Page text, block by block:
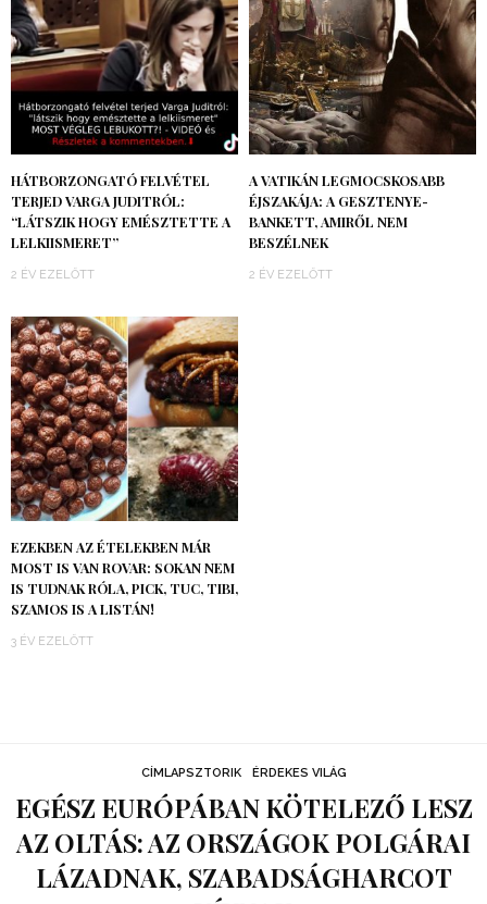
HÁTBORZONGATÓ FELVÉTEL
TERJED VARGA JUDITRÓL:
“LÁTSZIK HOGY EMÉSZTETTE A
LELKIISMERET”
2 ÉV EZELŐTT
A VATIKÁN LEGMOCSKOSABB
ÉJSZAKÁJA: A GESZTENYE-
BANKETT, AMIRŐL NEM
BESZÉLNEK
2 ÉV EZELŐTT
EZEKBEN AZ ÉTELEKBEN MÁR
MOST IS VAN ROVAR: SOKAN NEM
IS TUDNAK RÓLA, PICK, TUC, TIBI,
SZAMOS IS A LISTÁN!
3 ÉV EZELŐTT
CÍMLAPSZTORIK ÉRDEKES VILÁG
EGÉSZ EURÓPÁBAN KÖTELEZŐ LESZ
AZ OLTÁS: AZ ORSZÁGOK POLGÁRAI
LÁZADNAK, SZABADSÁGHARCOT